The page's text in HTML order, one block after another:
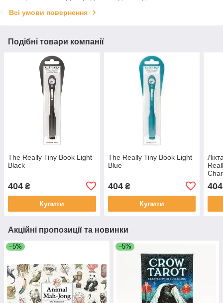
Всі умови повернення
Подібні товари компанії
The Really Tiny Book Light
Black
404 ₴
Купити
The Really Tiny Book Light
Blue
404₴
Купити
404
Акційні пропозиції та новинки
–5% –5%